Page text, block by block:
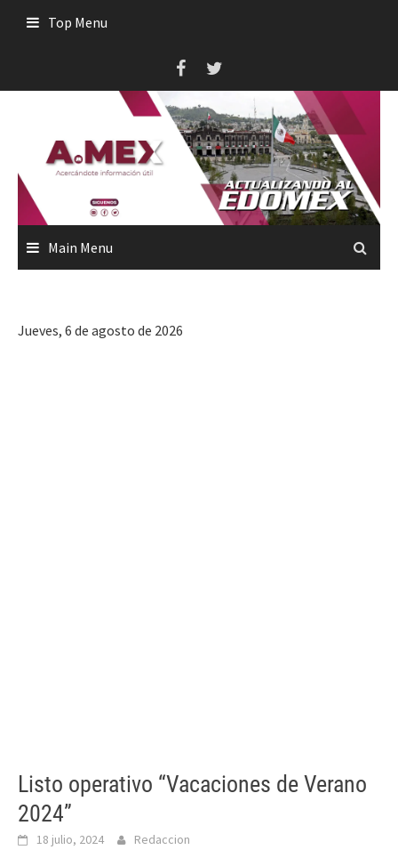
Top Menu
Main Menu
Jueves, 6 de agosto de 2026
Listo operativo “Vacaciones de Verano
2024”
18 julio, 2024 Redaccion